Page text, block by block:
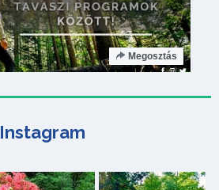
Megosztás
Instagram